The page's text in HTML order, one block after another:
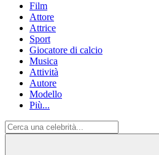
Film
Attore
Attrice
Sport
Giocatore di calcio
Musica
Attività
Autore
Modello
Più...